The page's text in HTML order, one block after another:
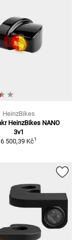
HeinzBikes
HeinzBikes NANO
3v1
6 500,39 Kč1